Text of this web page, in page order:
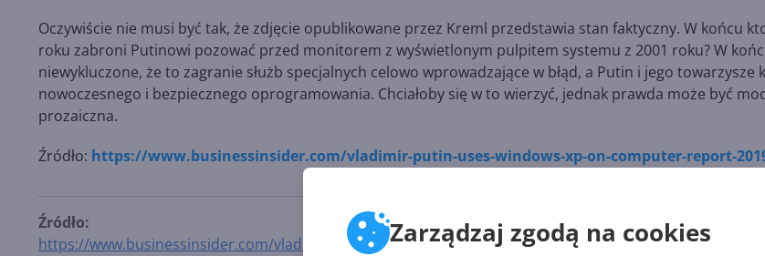
Zarządzaj zgodą na cookies
Oczywiście nie musi być tak, że zdjęcie opublikowane przez Kreml przedstawia stan faktyczny. W końcu
roku zabroni Putinowi pozować przed monitorem z wyświetlonym pulpitem systemu z 2001 roku? W
niewykluczone, że to zagranie służb specjalnych celowo wprowadzające w błąd, a Putin i jego towarzysze
nowoczesnego i bezpiecznego oprogramowania. Chciałoby się w to wierzyć, jednak prawda może być
prozaiczna.
Źródło: https://www.businessinsider.com/vladimir-putin-uses-windows-xp-on-computer-report-
Źródło:
https://www.businessinsider.com/vladimir-putin-uses-windows-xp-on-computer-report-2019-12?IR=T